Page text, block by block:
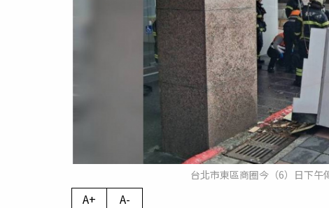
台北市東區商圈今（6）日下午
A+ A-